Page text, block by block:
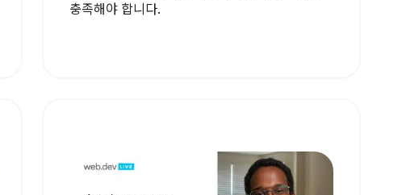
충족해야 합니다.